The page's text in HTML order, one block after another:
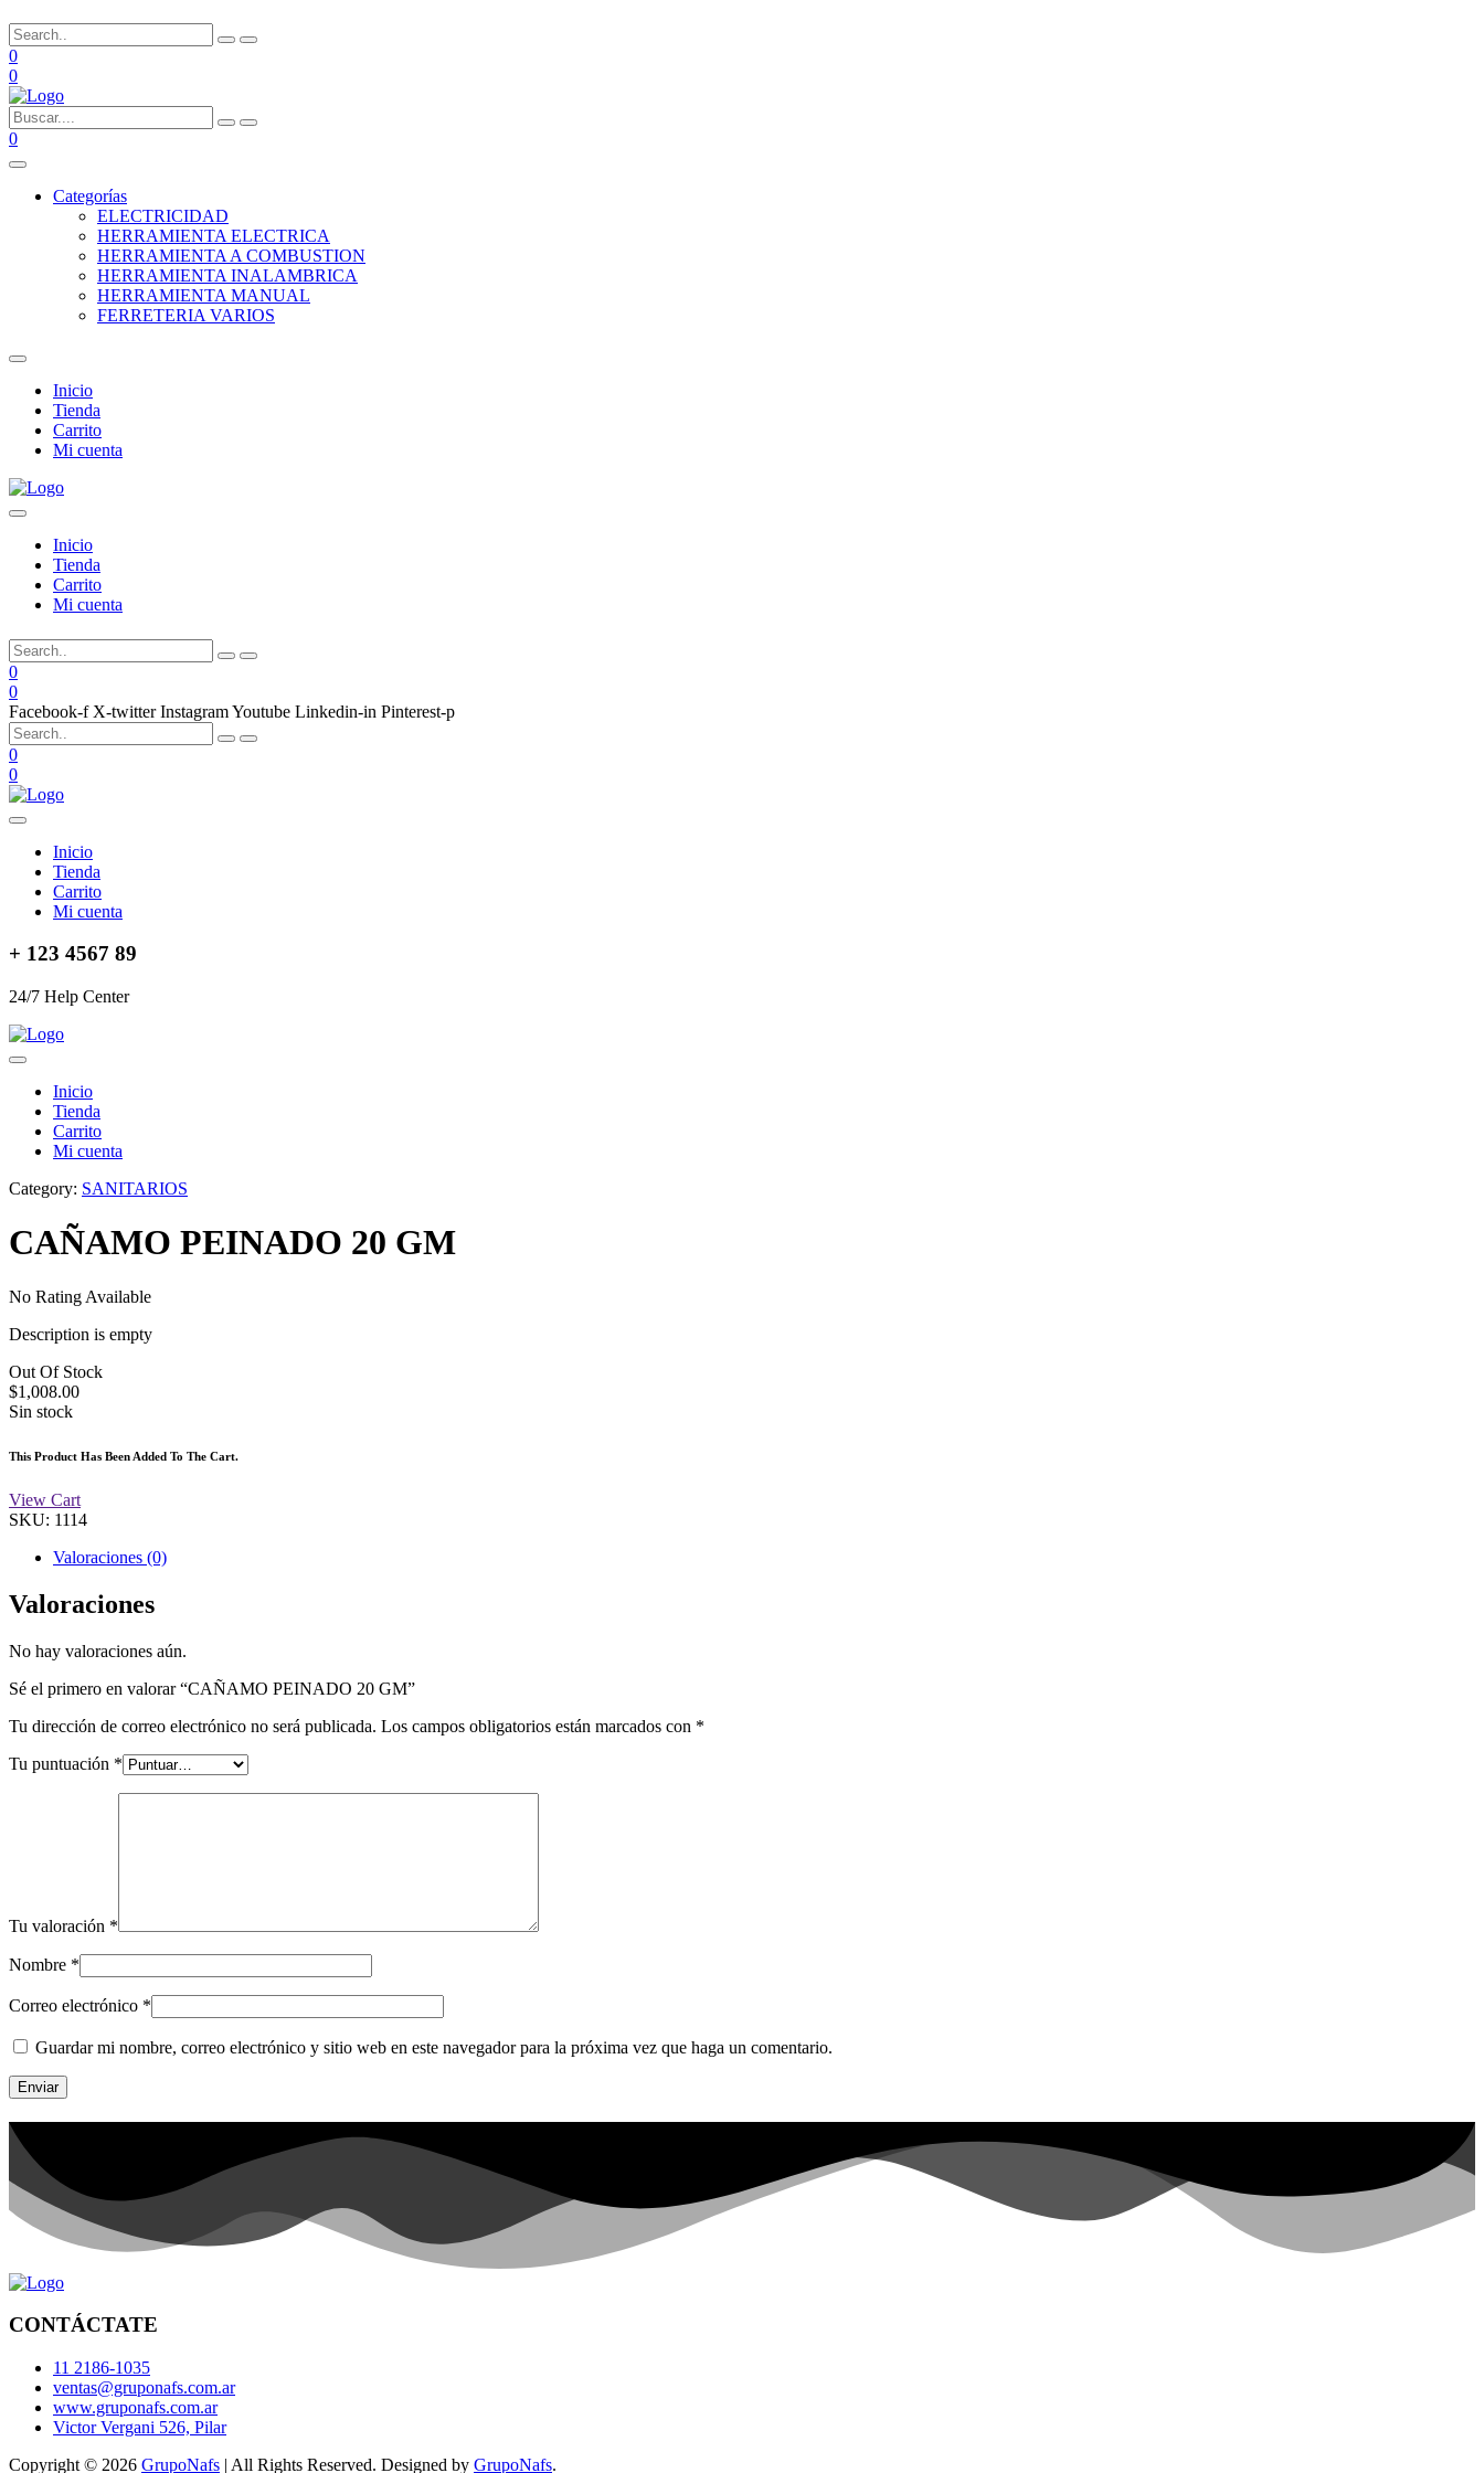
0
0
0
Categorías
ELECTRICIDAD
HERRAMIENTA ELECTRICA
HERRAMIENTA A COMBUSTION
HERRAMIENTA INALAMBRICA
HERRAMIENTA MANUAL
FERRETERIA VARIOS
Inicio
Tienda
Carrito
Mi cuenta
Inicio
Tienda
Carrito
Mi cuenta
0
0
Facebook-f X-twitter InstagramYoutube Linkedin-in Pinterest-p
0
0
Inicio
Tienda
Carrito
Mi cuenta
+ 123 4567 89
24/7 Help Center
Inicio
Tienda
Carrito
Mi cuenta
Category: SANITARIOS
CAÑAMO PEINADO 20 GM
No Rating Available
Description is empty
Out Of Stock
$1,008.00
Sin stock
This Product Has Been Added To The Cart.
View Cart
SKU: 1114
Valoraciones (0)
Valoraciones
No hay valoraciones aún.
Sé el primero en valorar “CAÑAMO PEINADO 20 GM”
Tu dirección de correo electrónico no será publicada. Los campos obligatorios están marcados con *
Tu puntuación *
Tu valoración *
Nombre *
Correo electrónico *
Guardar mi nombre, correo electrónico y sitio web en este navegador para la próxima vez que haga un comentario.
CONTÁCTATE
11 2186-1035
ventas@gruponafs.com.ar
www.gruponafs.com.ar
Victor Vergani 526, Pilar
Copyright © 2026 GrupoNafs | All Rights Reserved. Designed by GrupoNafs.